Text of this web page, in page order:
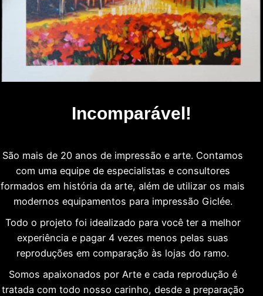
Incomparável!
São mais de 20 anos de impressão e arte. Contamos
com uma equipe de especialistas e consultores
formados em história da arte, além de utilizar os mais
modernos equipamentos para impressão Giclée.
Todo o projeto foi idealizado para você ter a melhor
experiência e pagar 4 vezes menos pelas suas
reproduções em comparação às lojas do ramo.
Somos apaixonados por Arte e cada reprodução é
tratada com todo nosso carinho, desde a preparação